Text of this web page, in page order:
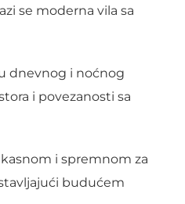
se moderna vila sa
dnevnog i noćnog
i povezanosti sa
i spremnom za
budućem